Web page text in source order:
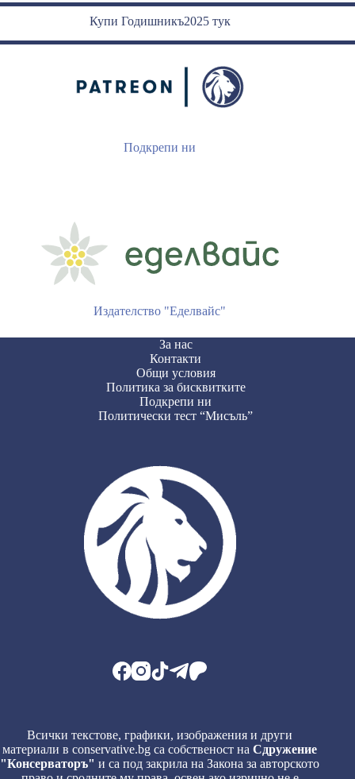
Купи Годишникъ2025 тук
Подкрепи ни
Издателство "Еделвайс"
За нас
Контакти
Общи условия
Политика за бисквитките
Подкрепи ни
Политически тест “Мисъль”
Всички текстове, графики, изображения и други
материали в conservative.bg са собственост наСдружение
"Консерваторъ" и са под закрила на Закона за авторското